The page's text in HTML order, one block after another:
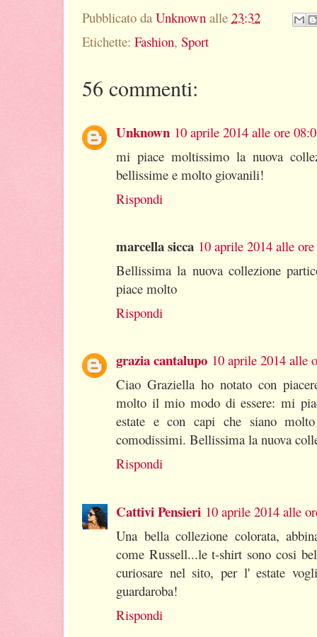
Pubblicato da Unknown alle 23:32
Etichette: Fashion, Sport
56 commenti:
Unknown 10 aprile 2014 alle ore
mi piace moltissimo la nuova
bellissime e molto giovanili!
Rispondi
marcella sicca 10 aprile 2014 alle
Bellissima la nuova collezione
piace molto
Rispondi
grazia cantalupo 10 aprile 2014 alle
Ciao Graziella ho notato con
molto il mio modo di essere: mi
estate e con capi che siano
comodissimi. Bellissima la nuova
Rispondi
Cattivi Pensieri 10 aprile 2014 alle
Una bella collezione colorata,
come Russell...le t-shirt sono cosi
curiosare nel sito, per l' estate
guardaroba!
Rispondi